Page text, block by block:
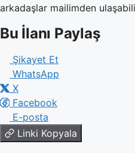
arkadaşlar mailimden
Bu İlanı Paylaş
Şikayet Et
WhatsApp
X
Facebook
E-posta
Linki Kopyala